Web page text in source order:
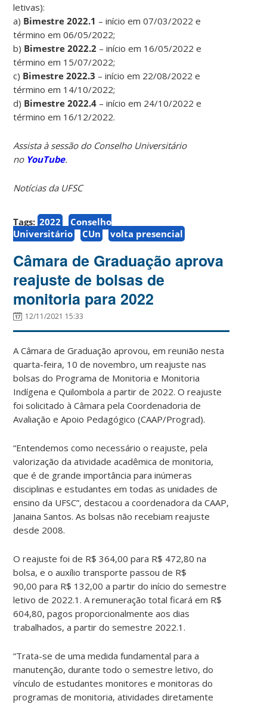
letivas):
a) Bimestre 2022.1 – início em 07/03/2022 e
término em 06/05/2022;
b) Bimestre 2022.2 – início em 16/05/2022 e
término em 15/07/2022;
c) Bimestre 2022.3 – início em 22/08/2022 e
término em 14/10/2022;
d) Bimestre 2022.4 – início em 24/10/2022 e
término em 16/12/2022.
Assista à sessão do Conselho Universitário
no YouTube.
Notícias da UFSC
Tags: 2022
Conselho
Universitário
CUn volta presencial
Câmara de Graduação aprova
reajuste de bolsas de
monitoria para 2022
12/11/2021 15:33
A Câmara de Graduação aprovou, em reunião nesta
quarta-feira, 10 de novembro, um reajuste nas
bolsas do Programa de Monitoria e Monitoria
Indígena e Quilombola a partir de 2022. O reajuste
foi solicitado à Câmara pela Coordenadoria de
Avaliação e Apoio Pedagógico (CAAP/Prograd).
“Entendemos como necessário o reajuste, pela
valorização da atividade acadêmica de monitoria,
que é de grande importância para inúmeras
disciplinas e estudantes em todas as unidades de
ensino da UFSC”, destacou a coordenadora da CAAP,
Janaina Santos. As bolsas não recebiam reajuste
desde 2008.
O reajuste foi de R$ 364,00 para R$ 472,80 na
bolsa, e o auxílio transporte passou de R$
90,00 para R$ 132,00 a partir do início do semestre
letivo de 2022.1. A remuneração total ficará em R$
604,80, pagos proporcionalmente aos dias
trabalhados, a partir do semestre 2022.1.
“Trata-se de uma medida fundamental para a
manutenção, durante todo o semestre letivo, do
vínculo de estudantes monitores e monitoras do
programas de monitoria, atividades diretamente